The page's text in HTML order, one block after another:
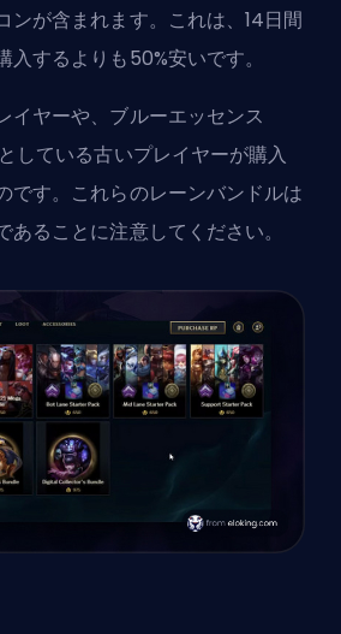
ンが含まれます。これは、14日間
するよりも50%安いです。
イヤーや、ブルーエッセンス
している古いプレイヤーが購入
です。これらのレーンバンドルは
ることに注意してください。